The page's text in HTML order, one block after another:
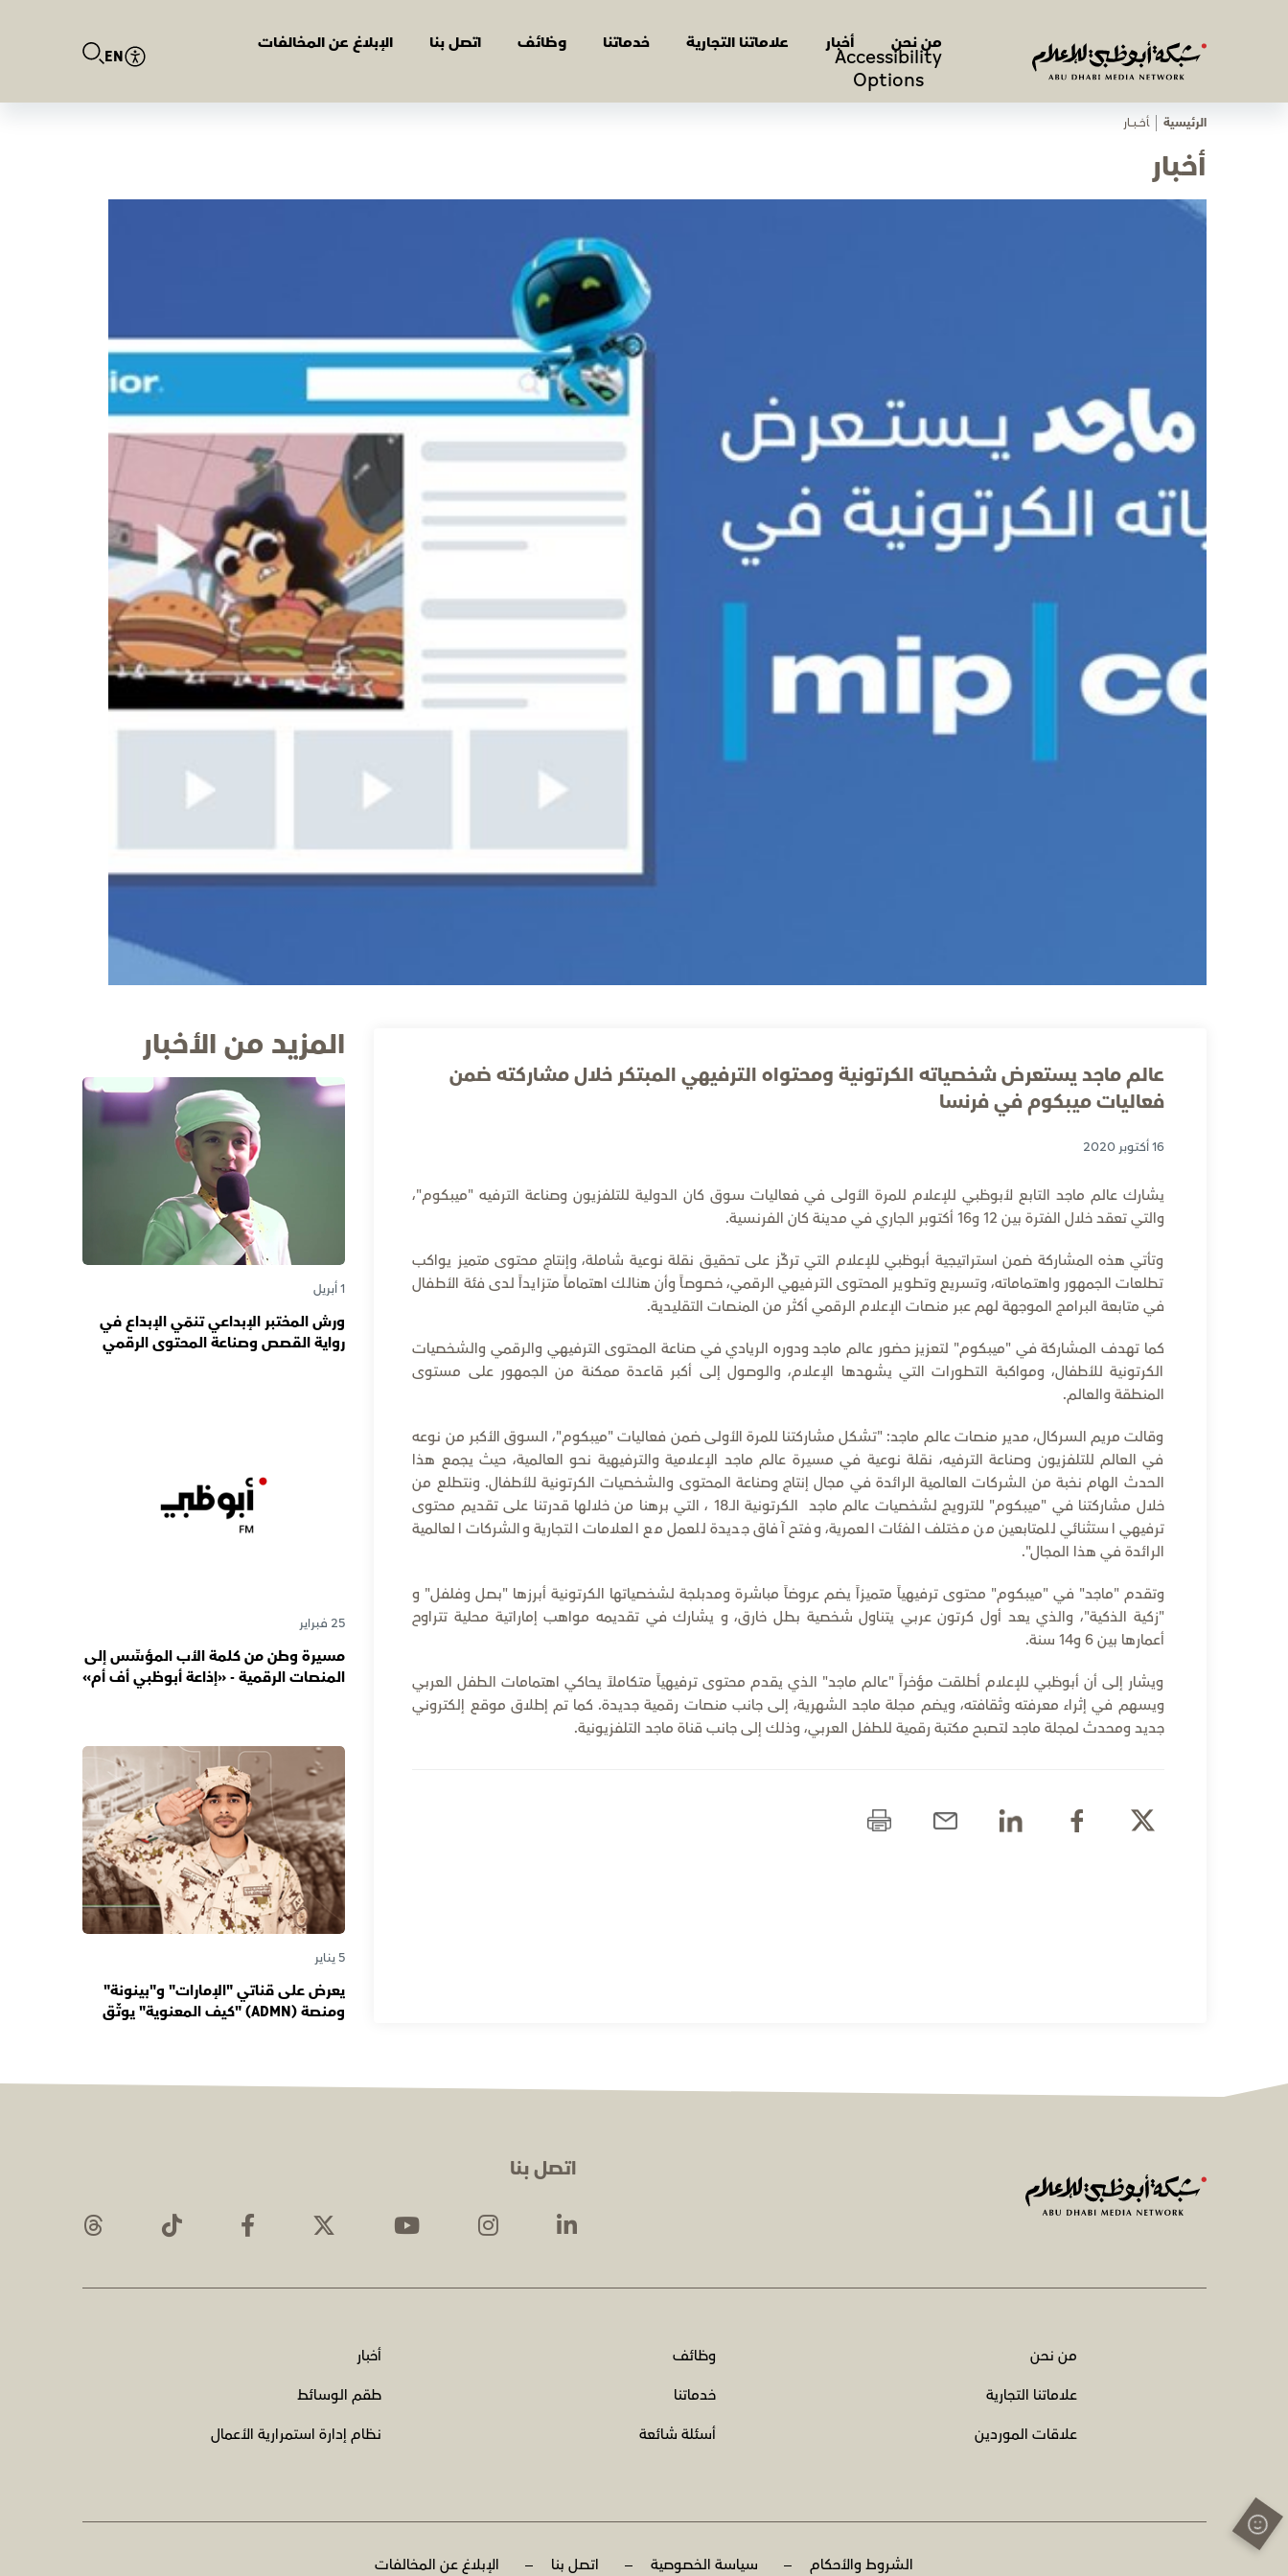
من نحن أخبار علاماتنا التجارية خدماتنا وظائف اتصل بنا الإبلاغ عن المخالفات
Accessibility
Options
EN
الرئيسية ﺄﺧـــﺒـــﺎر
أخبار
عالم ماجد يستعرض شخصياته الكرتونية ومحتواه الترفيهي المبتكر خلال مشاركته ضمن
فعاليات ميبكوم في فرنسا
16 أكتوبر 2020
يشارك عالم ماجد التابع لأبوظبي للإعلام للمرة الأولى في فعاليات سوق كان الدولية للتلفزيون وصناعة الترفيه "ميبكوم"،
والتي تعقد خلال الفترة بين 12 و16 أكتوبر الجاري في مدينة كان الفرنسية.
وتأتي هذه المشاركة ضمن استراتيجية أبوظبي للإعلام التي تركّز على تحقيق نقلة نوعية شاملة، وإنتاج محتوى متميز يواكب
تطلعات الجمهور واهتماماته، وتسريع وتطوير المحتوى الترفيهي الرقمي، خصوصاً وأن هنالك اهتماماً متزايداً لدى فئة الأطفال
في متابعة البرامج الموجهة لهم عبر منصات الإعلام الرقمي أكثر من المنصات التقليدية.
كما تهدف المشاركة في "ميبكوم" لتعزيز حضور عالم ماجد ودوره الريادي في صناعة المحتوى الترفيهي والرقمي والشخصيات
الكرتونية للأطفال، ومواكبة التطورات التي يشهدها الإعلام، والوصول إلى أكبر قاعدة ممكنة من الجمهور على مستوى
المنطقة والعالم.
وقالت مريم السركال، مدير منصات عالم ماجد: "تشكل مشاركتنا للمرة الأولى ضمن فعاليات "ميبكوم"، السوق الأكبر من نوعه
في العالم للتلفزيون وصناعة الترفيه، نقلة نوعية في مسيرة عالم ماجد الإعلامية والترفيهية نحو العالمية، حيث يجمع هذا
الحدث الهام نخبة من الشركات العالمية الرائدة في مجال إنتاج وصناعة المحتوى والشخصيات الكرتونية للأطفال. ونتطلع من
خلال مشاركتنا في "ميبكوم" للترويج لشخصيات عالم ماجد الكرتونية الـ18 ، التي برهنا من خلالها قدرتنا على تقديم محتوى
ترفيهي استثنائي للمتابعين من مختلف الفئات العمرية، وفتح آفاق جديدة للعمل مع العلامات التجارية والشركات العالمية
الرائدة في هذا المجال".
وتقدم "ماجد" في "ميبكوم" محتوى ترفيهياً متميزاً يضم عروضاً مباشرة ومدبلجة لشخصياتها الكرتونية أبرزها "بصل وفلفل" و
"زكية الذكية"، والذي يعد أول كرتون عربي يتناول شخصية بطل خارق، و يشارك في تقديمه مواهب إماراتية محلية تتراوح
أعمارها بين 6 و14 سنة.
ويشار إلى أن أبوظبي للإعلام أطلقت مؤخراً "عالم ماجد" الذي يقدم محتوى ترفيهياً متكاملاً يحاكي اهتمامات الطفل العربي
ويسهم في إثراء معرفته وثقافته، ويضم مجلة ماجد الشهرية، إلى جانب منصات رقمية جديدة. كما تم إطلاق موقع إلكتروني
جديد ومحدث لمجلة ماجد لتصبح مكتبة رقمية للطفل العربي، وذلك إلى جانب قناة ماجد التلفزيونية.
المزيد من الأخبار
1 أبريل
ورش المختبر الإبداعي تنمّي الإبداع في
رواية القصص وصناعة المحتوى الرقمي
25 فبراير
مسيرة وطن من كلمة الأب المؤسِّس إلى
المنصات الرقمية - «إذاعة أبوظبي أف أم»
5 يناير
يعرض على قناتي "الإمارات" و"بينونة"
ومنصة (ADMN) "كيف المعنوية" يوثّق
اتصل بنا
من نحن وظائف
أخبار
علاماتنا التجارية
خدماتنا
طقم الوسائط
علاقات الموردين
أسئلة شائعة نظام إدارة استمرارية الأعمال
الشروط والأحكام سياسة الخصوصية اتصل بنا الإبلاغ عن المخالفات